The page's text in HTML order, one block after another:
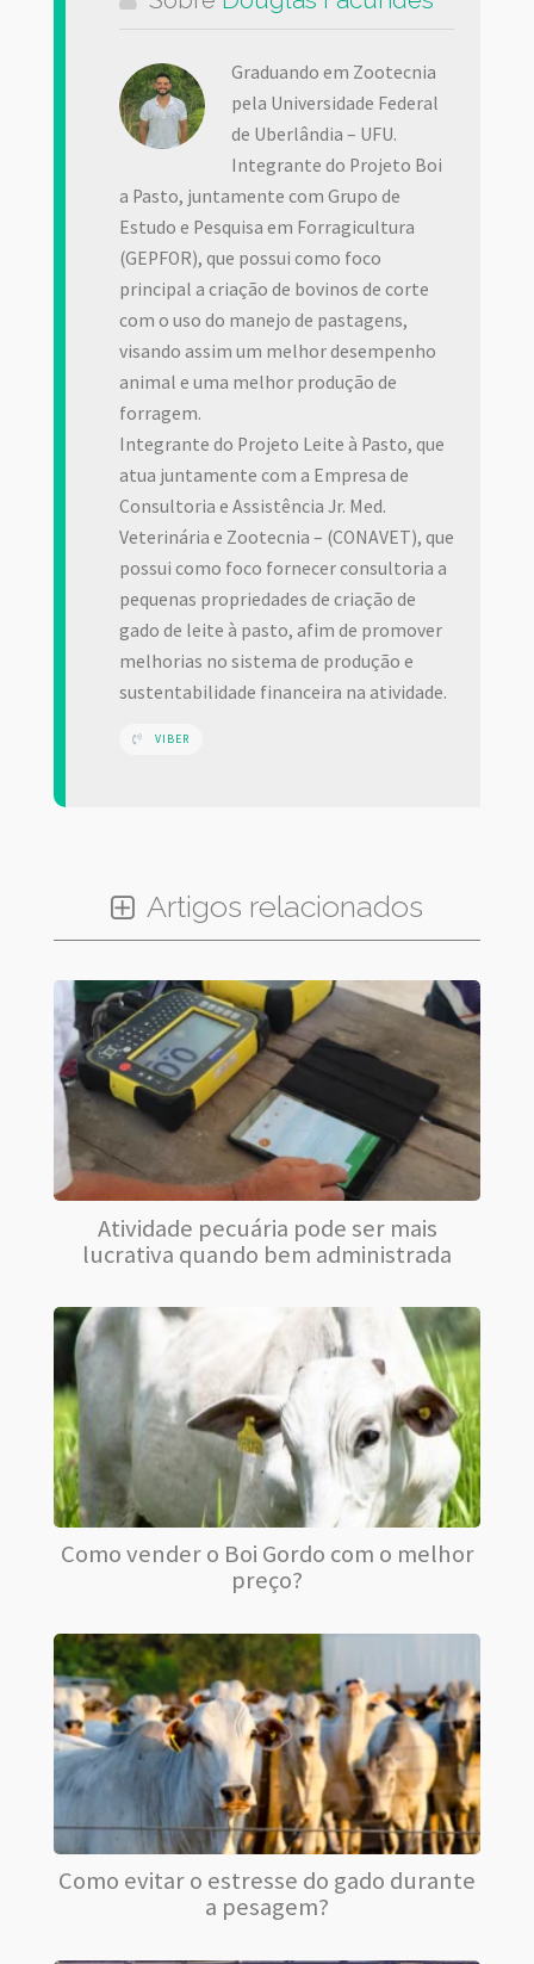
Graduando em Zootecnia
pela Universidade Federal
de Uberlândia – UFU.
Integrante do Projeto Boi
a Pasto, juntamente com Grupo de
Estudo e Pesquisa em Forragicultura
(GEPFOR), que possui como foco
principal a criação de bovinos de corte
com o uso do manejo de pastagens,
visando assim um melhor desempenho
animal e uma melhor produção de
forragem.
Integrante do Projeto Leite à Pasto, que
atua juntamente com a Empresa de
Consultoria e Assistência Jr. Med.
Veterinária e Zootecnia – (CONAVET), que
possui como foco fornecer consultoria a
pequenas propriedades de criação de
gado de leite à pasto, afim de promover
melhorias no sistema de produção e
sustentabilidade financeira na atividade.
VIBER
Artigos relacionados
Atividade pecuária pode ser mais
lucrativa quando bem administrada
Como vender o Boi Gordo com o melhor
preço?
Como evitar o estresse do gado durante
a pesagem?